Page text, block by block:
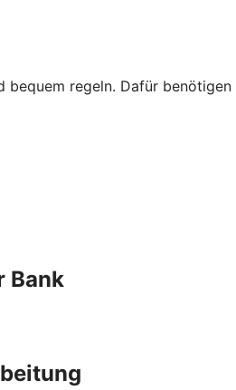
regeln. Dafür
Bank